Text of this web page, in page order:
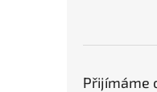
Přijímáme